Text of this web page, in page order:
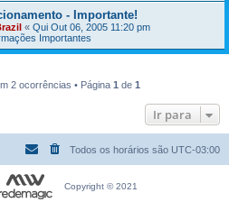
- Importante!
« Qui Out 06, 2005 11:20 pm
Importantes
2 ocorrências • Página 1 de 1
Ir para
Todos os horários são UTC-03:00
Copyright © 2021